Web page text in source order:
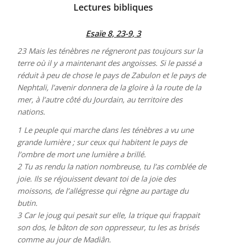
Lectures bibliques
Esaïe 8, 23-9, 3
23 Mais les ténèbres ne régneront pas toujours sur la
terre où il y a maintenant des angoisses. Si le passé a
réduit à peu de chose le pays de Zabulon et le pays de
Nephtali, l’avenir donnera de la gloire à la route de la
mer, à l’autre côté du Jourdain, au territoire des
nations.
1 Le peuple qui marche dans les ténèbres a vu une
grande lumière ; sur ceux qui habitent le pays de
l’ombre de mort une lumière a brillé.
2 Tu as rendu la nation nombreuse, tu l’as comblée de
joie. Ils se réjouissent devant toi de la joie des
moissons, de l’allégresse qui règne au partage du
butin.
3 Car le joug qui pesait sur elle, la trique qui frappait
son dos, le bâton de son oppresseur, tu les as brisés
comme au jour de Madiân.